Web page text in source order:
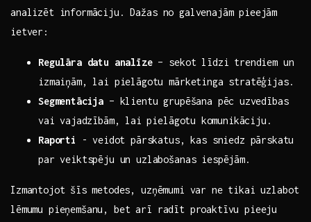
analizēt informāciju. Dažas no galvenajām ‌pieejām
ietver:
Regulāra datu analīze– sekot līdzi‍ trendiem un
izmaiņām,‍ lai pielāgotu mārketinga stratēģijas.
Segmentācija – klientu grupēšana pēc⁤ uzvedības
⁣vai vajadzībām, lai⁤ pielāgotu ⁤komunikāciju.
Raporti
⁣- veidot pārskatus, kas‌ sniedz​ pārskatu
par veiktspēju un uzlabošanas iespējām.
Izmantojot šīs ⁣metodes, uzņēmumi ​var ‍ne tikai uzlabot
lēmumu pieņemšanu, bet arī ‌radīt proaktīvu ‍pieeju